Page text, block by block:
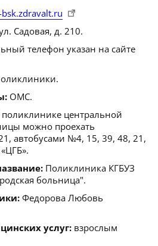
Садовая, д. 210.
телефон указан на сайте
ОМС.
поликлинике центральной
можно проехать
автобусами №4, 15, 39, 48, 21,
Поликлиника КГБУЗ
больница".
Федорова Любовь
услуг: взрослым